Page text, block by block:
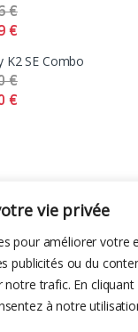
vie privée
pour améliorer votre
publicités ou du
trafic. En cliquant
à notre
€
€
K2 SE Combo
€
€